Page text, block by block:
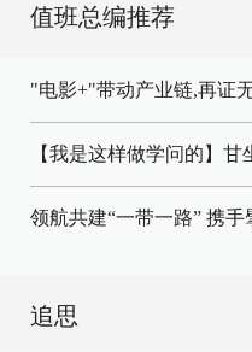
值班总编推荐
"电影+"带动产业链,再证
【我是这样做学问的】
领航共建“一带一路” 携
追思